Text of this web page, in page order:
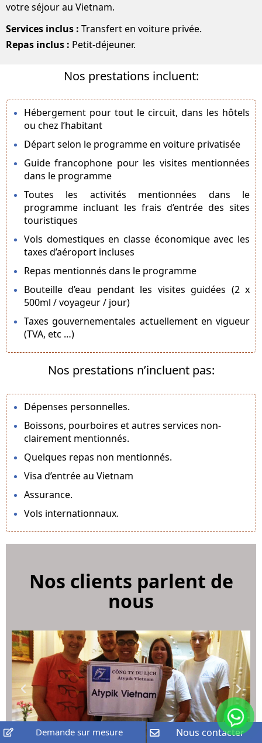
votre séjour au Vietnam.
Services inclus : Transfert en voiture privée.
Repas inclus : Petit-déjeuner.
Nos prestations incluent:
Hébergement pour tout le circuit, dans les hôtels
ou chez l’habitant
Départ selon le programme en voiture privatisée
Guide francophone pour les visites mentionnées
dans le programme
Toutes les activités mentionnées dans le
programme incluant les frais d’entrée des sites
touristiques
Vols domestiques en classe économique avec les
taxes d’aéroport incluses
Repas mentionnés dans le programme
Bouteille d’eau pendant les visites guidées (2 x
500ml / voyageur / jour)
Taxes gouvernementales actuellement en vigueur
(TVA, etc …)
Nos prestations n’incluent pas:
Dépenses personnelles.
Boissons, pourboires et autres services non-
clairement mentionnés.
Quelques repas non mentionnés.
Visa d’entrée au Vietnam
Assurance.
Vols internationnaux.
Nos clients parlent de
nous
Demande sur mesure Nous contacter